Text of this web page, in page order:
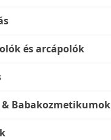
és arcápolók
Babakozmetikumok